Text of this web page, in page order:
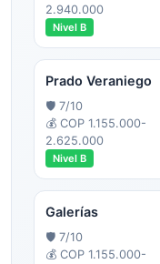
2.940.000
Nivel B
Prado Veraniego
🛡️ 7/10
💰 COP 1.155.000-
2.625.000
Nivel B
Galerías
🛡️ 7/10
💰 COP 1.155.000-